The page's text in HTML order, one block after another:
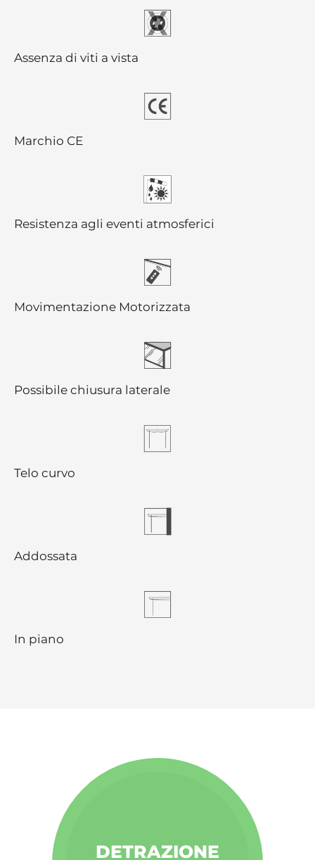
Assenza di viti a vista
Marchio CE
Resistenza agli eventi atmosferici
Movimentazione Motorizzata
Possibile chiusura laterale
Telo curvo
Addossata
In piano
DETRAZIONE